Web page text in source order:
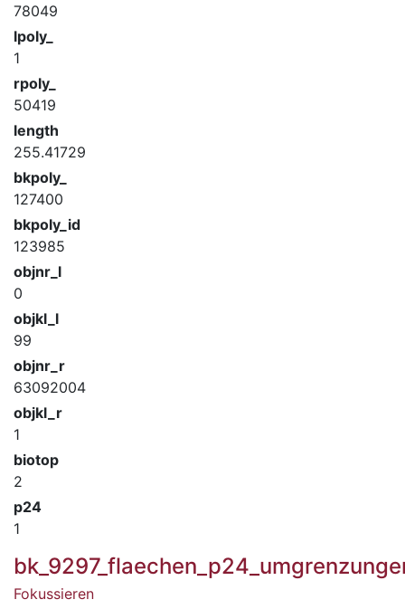
78049
lpoly_
1
rpoly_
50419
length
255.41729
bkpoly_
127400
bkpoly_id
123985
objnr_l
0
objkl_l
99
objnr_r
63092004
objkl_r
1
biotop
2
p24
1
Fokussieren